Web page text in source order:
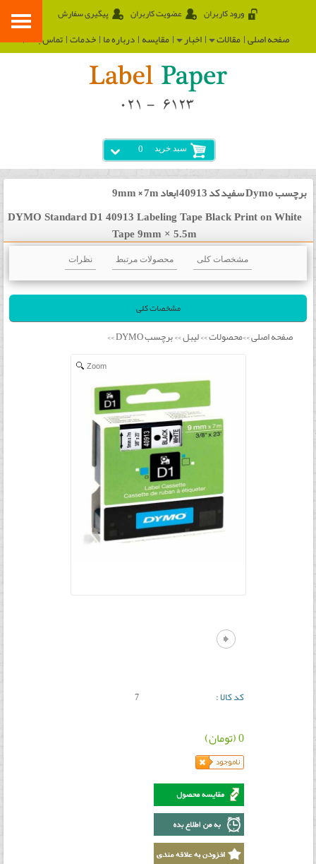
ورود کاربران عضویت کاربران پیگیری سفارش
صفحه اصلی مقالات اخبار مقایسه درباره ما خدمات تماس با ما
سبد خرید 0
برچسب Dymo سفید کد 40913 ابعاد 9mm × 7m
DYMO Standard D1 40913 Labeling Tape Black Print on White
Tape 9mm × 5.5m
مشخصات کلی محصولات مرتبط نظرات
مشخصات کلی
صفحه اصلی>>محصولات>>لیبل>>برچسب DYMO >>
Zoom
کد کالا : 7
0 (تومان)